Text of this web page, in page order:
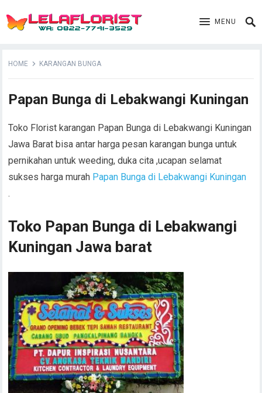
MENU
HOME KARANGAN BUNGA
Papan Bunga di Lebakwangi Kuningan
Toko Florist karangan Papan Bunga di Lebakwangi Kuningan
Jawa Barat bisa antar harga pesan karangan bunga untuk
pernikahan untuk weeding, duka cita ,ucapan selamat
sukses harga murah Papan Bunga di Lebakwangi Kuningan
.
Toko Papan Bunga di Lebakwangi
Kuningan Jawa barat